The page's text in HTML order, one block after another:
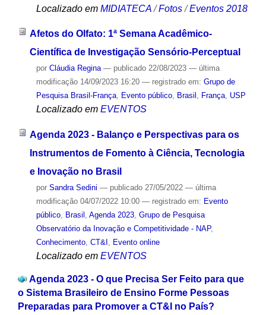
Localizado em MIDIATECA /Fotos /Eventos 2018
Afetos do Olfato: 1ª Semana Acadêmico-
Científica de Investigação Sensório-Perceptual
por Cláudia Regina — publicado22/08/2023 — última
modificação14/09/2023 16:20 — registrado em: Grupo de
Pesquisa Brasil-França, Evento público, Brasil , França, USP
Localizado em EVENTOS
Agenda 2023 - Balanço e Perspectivas para os
Instrumentos de Fomento à Ciência, Tecnologia
e Inovação no Brasil
por Sandra Sedini — publicado27/05/2022 — última
modificação04/07/2022 10:00 — registrado em: Evento
público, Brasil , Agenda 2023, Grupo de Pesquisa
Observatório da Inovação e Competitividade - NAP,
Conhecimento, CT&I , Evento online
Localizado em EVENTOS
Agenda 2023 - O que Precisa Ser Feito para que
o Sistema Brasileiro de Ensino Forme Pessoas
Preparadas para Promover a CT&I no País?